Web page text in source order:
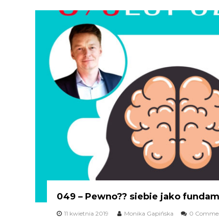
049 – Pewno?? siebie jako
11 kwietnia 2019 Monika Gapińska 0